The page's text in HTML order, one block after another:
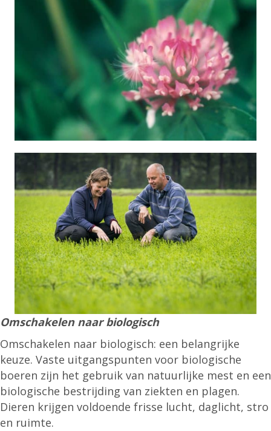
Omschakelen naar biologisch
Omschakelen naar biologisch: een belangrijke
keuze. Vaste uitgangspunten voor biologische
boeren zijn het gebruik van natuurlijke mest en een
biologische bestrijding van ziekten en plagen.
Dieren krijgen voldoende frisse lucht, daglicht, stro
en ruimte.